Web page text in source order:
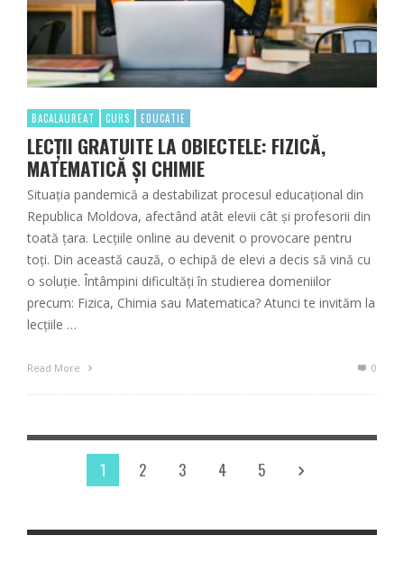
BACALAUREAT CURS EDUCATIE
LECȚII GRATUITE LA OBIECTELE: FIZICĂ,
MATEMATICĂ ȘI CHIMIE
Situația pandemică a destabilizat procesul educațional din
Republica Moldova, afectând atât elevii cât și profesorii din
toată țara. Lecțiile online au devenit o provocare pentru
toți. Din această cauză, o echipă de elevi a decis să vină cu
o soluție. Întâmpini dificultăți în studierea domeniilor
precum: Fizica, Chimia sau Matematica? Atunci te invităm la
lecțiile …
Read More 0
1 2 3 4 5